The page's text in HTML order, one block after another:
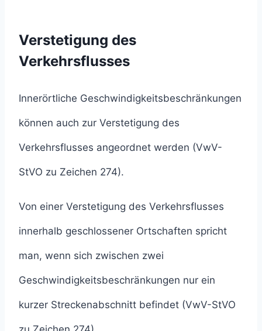
Verstetigung des
Verkehrsflusses
Innerörtliche Geschwindigkeitsbeschränkungen
können auch zur Verstetigung des
Verkehrsflusses angeordnet werden (VwV-
StVO zu Zeichen 274).
Von einer Verstetigung des Verkehrsflusses
innerhalb geschlossener Ortschaften spricht
man, wenn sich zwischen zwei
Geschwindigkeitsbeschränkungen nur ein
kurzer Streckenabschnitt befindet (VwV-StVO